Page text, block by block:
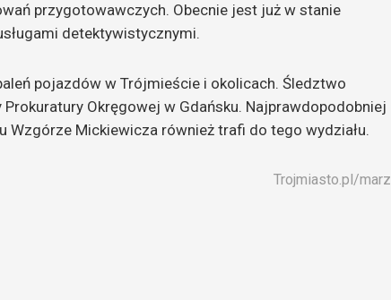
przygotowawczych. Obecnie jest już w stanie
detektywistycznymi.
pojazdów w Trójmieście i okolicach. Śledztwo
Okręgowej w Gdańsku. Najprawdopodobniej
Wzgórze Mickiewicza również trafi do tego wydziału.
Trojmiasto.pl/marz